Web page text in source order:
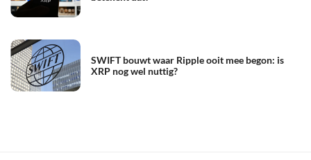
SWIFT bouwt waar Ripple ooit mee begon: is
XRP nog wel nuttig?